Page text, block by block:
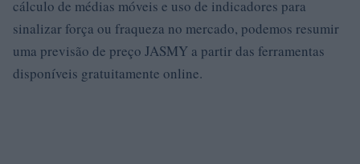
cálculo de médias móveis e uso de indicadores para
sinalizar força ou fraqueza no mercado, podemos resumir
uma previsão de preço JASMY a partir das ferramentas
disponíveis gratuitamente online.